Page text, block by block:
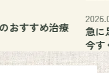
おすすめ治療
急に
今す